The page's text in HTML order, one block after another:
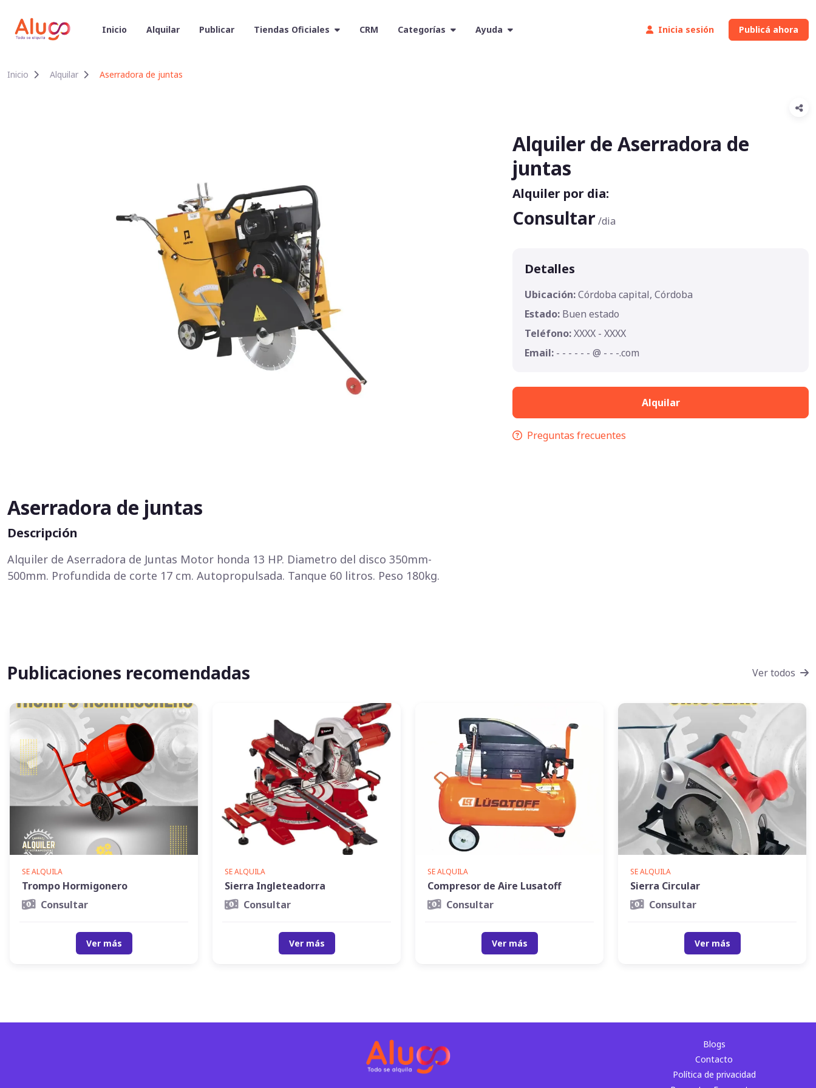
Inicia sesión Publicá ahora
Inicio Alquilar Publicar Tiendas Oficiales CRM Categorías Ayuda
Inicio Alquilar Aserradora de juntas
Aserradora de juntas
Descripción
Alquiler de Aserradora de Juntas Motor honda 13 HP. Diametro del disco 350mm-
500mm. Profundida de corte 17 cm. Autopropulsada. Tanque 60 litros. Peso 180kg.
Alquiler de Aserradora de
juntas
Alquiler por dia:
Consultar/dia
Detalles
Ubicación:Córdoba capital, Córdoba
Estado: Buen estado
Teléfono:XXXX - XXXX
Email: - - - - - - @ - - -.com
Alquilar
Preguntas frecuentes
Publicaciones recomendadas Ver todos
SE ALQUILA
Trompo Hormigonero
Consultar
Ver más
SE ALQUILA
Sierra Ingleteadorra
Consultar
Ver más
SE ALQUILA
Compresor de Aire Lusatoff
Consultar
Ver más
SE ALQUILA
Sierra Circular
Consultar
Ver más
Blogs
Contacto
Política de privacidad